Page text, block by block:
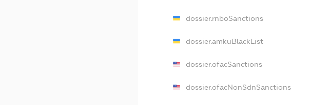
dossier.rnboSanctions
dossier.amkuBlackList
dossier.ofacSanctions
dossier.ofacNonSdnSanctions